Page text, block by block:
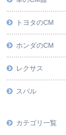
トヨタのCM
ホンダのCM
レクサス
スバル
カテゴリ一覧